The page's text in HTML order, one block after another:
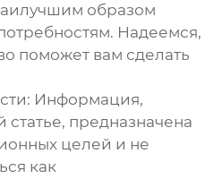
образом
Надеемся,
поможет вам сделать
Информация,
статье, предназначена
целей и не
как